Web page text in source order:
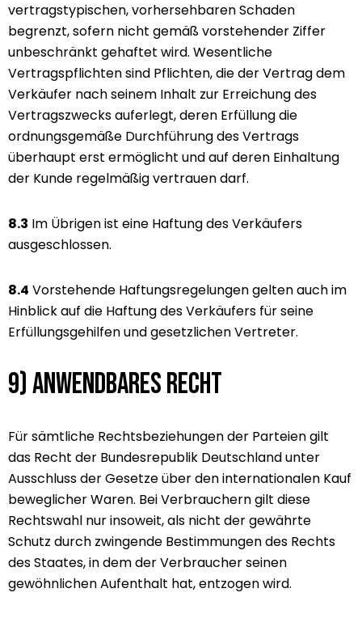
vertragstypischen, vorhersehbaren Schaden
begrenzt, sofern nicht gemäß vorstehender Ziffer
unbeschränkt gehaftet wird. Wesentliche
Vertragspflichten sind Pflichten, die der Vertrag dem
Verkäufer nach seinem Inhalt zur Erreichung des
Vertragszwecks auferlegt, deren Erfüllung die
ordnungsgemäße Durchführung des Vertrags
überhaupt erst ermöglicht und auf deren Einhaltung
der Kunde regelmäßig vertrauen darf.
8.3 Im Übrigen ist eine Haftung des Verkäufers
ausgeschlossen.
8.4 Vorstehende Haftungsregelungen gelten auch im
Hinblick auf die Haftung des Verkäufers für seine
Erfüllungsgehilfen und gesetzlichen Vertreter.
9) Anwendbares Recht
Für sämtliche Rechtsbeziehungen der Parteien gilt
das Recht der Bundesrepublik Deutschland unter
Ausschluss der Gesetze über den internationalen Kauf
beweglicher Waren. Bei Verbrauchern gilt diese
Rechtswahl nur insoweit, als nicht der gewährte
Schutz durch zwingende Bestimmungen des Rechts
des Staates, in dem der Verbraucher seinen
gewöhnlichen Aufenthalt hat, entzogen wird.